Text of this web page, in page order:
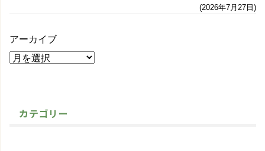
2026年7月27日
アーカイブ
カテゴリー